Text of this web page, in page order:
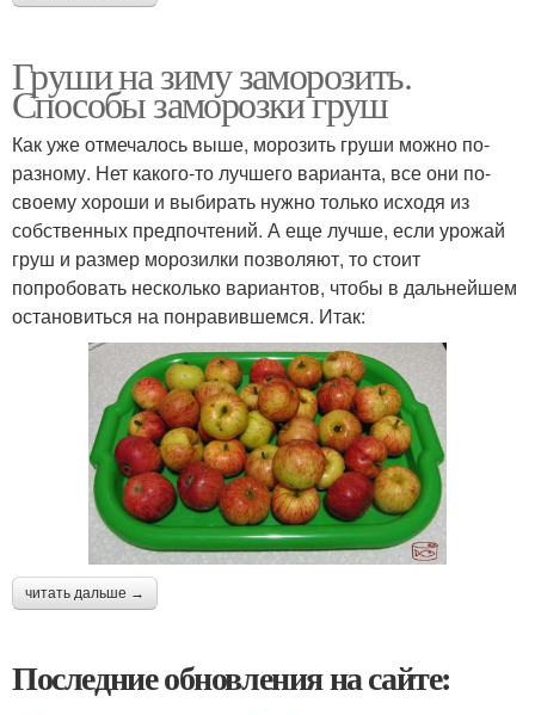
Груши на зиму заморозить.
Способы заморозки груш
Как уже отмечалось выше, морозить груши можно по-
разному. Нет какого-то лучшего варианта, все они по-
своему хороши и выбирать нужно только исходя из
собственных предпочтений. А еще лучше, если урожай
груш и размер морозилки позволяют, то стоит
попробовать несколько вариантов, чтобы в дальнейшем
остановиться на понравившемся. Итак:
читать дальше →
Последние обновления на сайте: